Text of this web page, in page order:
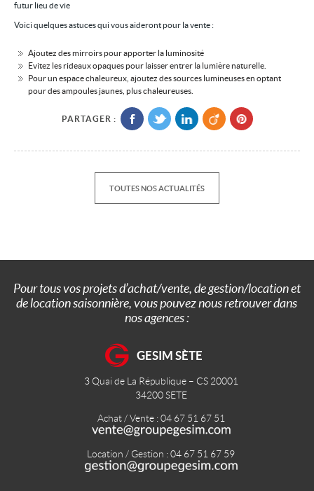
futur lieu de vie
Voici quelques astuces qui vous aideront pour la vente :
Ajoutez des mirroirs pour apporter la luminosité
Evitez les rideaux opaques pour laisser entrer la lumière naturelle.
Pour un espace chaleureux, ajoutez des sources lumineuses en optant
pour des ampoules jaunes, plus chaleureuses.
PARTAGER :
TOUTES NOS ACTUALITÉS
Pour tous vos projets d’achat/vente, de gestion/location et
de location saisonnière, vous pouvez nous retrouver dans
nos agences :
GESIM SÈTE
3 Quai de La République – CS 20001
34200SETE
Achat / Vente : 04 67 51 67 51
Location / Gestion : 04 67 51 67 59